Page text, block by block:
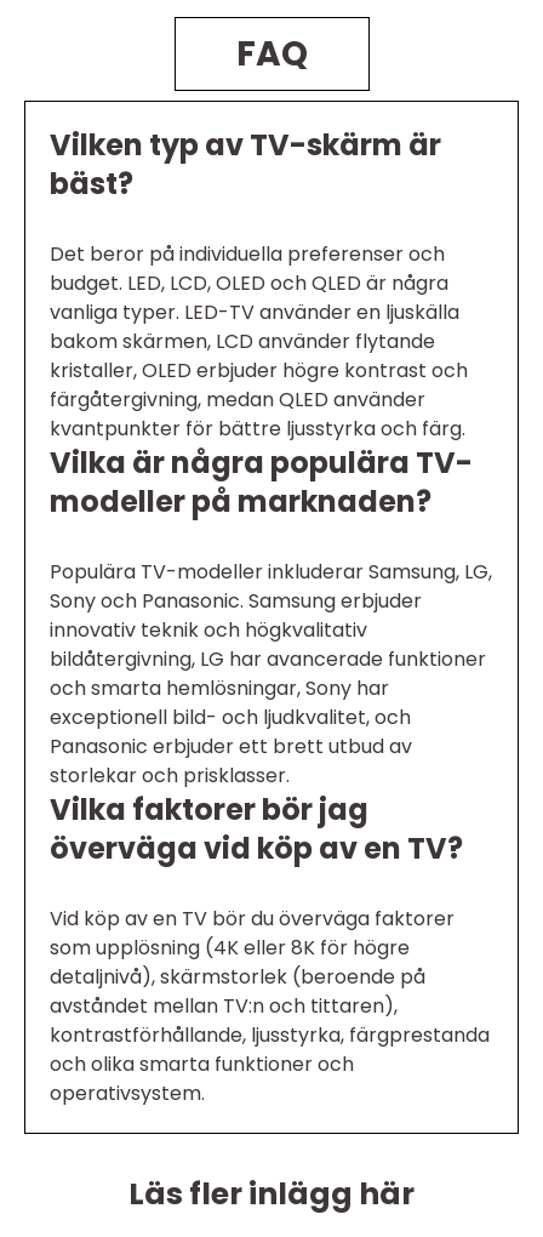
FAQ
Vilken typ av TV-skärm är
bäst?
Det beror på individuella preferenser och
budget. LED, LCD, OLED och QLED är några
vanliga typer. LED-TV använder en ljuskälla
bakom skärmen, LCD använder flytande
kristaller, OLED erbjuder högre kontrast och
färgåtergivning, medan QLED använder
kvantpunkter för bättre ljusstyrka och färg.
Vilka är några populära TV-
modeller på marknaden?
Populära TV-modeller inkluderar Samsung, LG,
Sony och Panasonic. Samsung erbjuder
innovativ teknik och högkvalitativ
bildåtergivning, LG har avancerade funktioner
och smarta hemlösningar, Sony har
exceptionell bild- och ljudkvalitet, och
Panasonic erbjuder ett brett utbud av
storlekar och prisklasser.
Vilka faktorer bör jag
överväga vid köp av en TV?
Vid köp av en TV bör du överväga faktorer
som upplösning (4K eller 8K för högre
detaljnivå), skärmstorlek (beroende på
avståndet mellan TV:n och tittaren),
kontrastförhållande, ljusstyrka, färgprestanda
och olika smarta funktioner och
operativsystem.
Läs fler inlägg här